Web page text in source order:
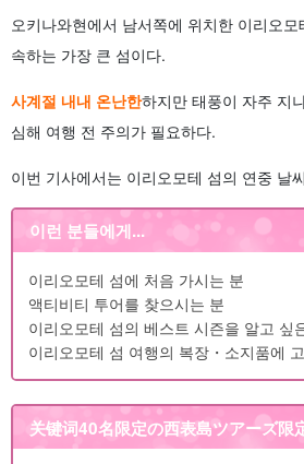
7.7.우라우치강
8.이리오모테 섬의 비오는 날 추천 관광지
8.2.이리오모테 야생동물보호센터
8.3. 체험공방 유쿠이
10.이리오모테 섬의 날씨・복장・소지
11.요약
오키나와현에서 남서쪽에 위치한 이리오
속하는 가장 큰 섬이다.
사계절 내내 온난한하지만 태풍이 자주 지
심해 여행 전 주의가 필요하다.
이번 기사에서는 이리오모테 섬의 연중 날
이런 분들에게...
이리오모테 섬에 처음 가시는 분
액티비티 투어를 찾으시는 분
이리오모테 섬의 베스트 시즌을 알고 싶
이리오모테 섬 여행의 복장・소지품에
关键词40名限定の西表島ツアーズ限